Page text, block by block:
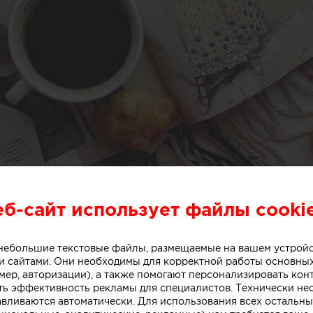
французский интерьер и сможет ли прижиться
российской квартиры?
сайт использует файлы
текстовые файлы, размещаемые на вашем
сайтами. Они необходимы для корректной работы
авторизации), а также помогают персонализировать
эффективность рекламы для специалистов. Технически
автоматически. Для использования всех